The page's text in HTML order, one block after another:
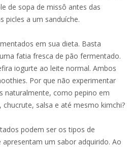
de sopa de missô antes das
picles a um sanduíche.
em sua dieta. Basta
fatia fresca de pão fermentado.
iogurte ao leite normal. Ambos
Por que não experimentar
naturalmente, como pepino em
salsa e até mesmo kimchi?
podem ser os tipos de
um sabor adquirido. Ao